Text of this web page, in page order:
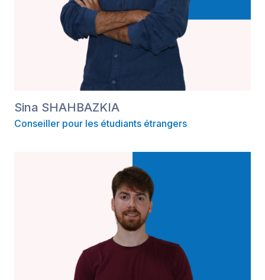
Sina SHAHBAZKIA
Conseiller pour les étudiants étrangers